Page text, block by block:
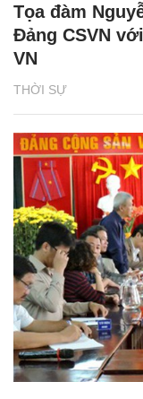
THỜI SỰ
Tọa đàm
Đảng CSVN
VN